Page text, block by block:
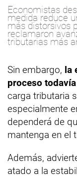
Economistas
medida reduce
más distorsivos
reclamaron
tributarias más
Sin embargo, la
proceso
carga tributaria
especialmente
dependerá de
mantenga en el
Además,
atado a la